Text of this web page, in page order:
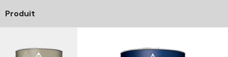
Produit